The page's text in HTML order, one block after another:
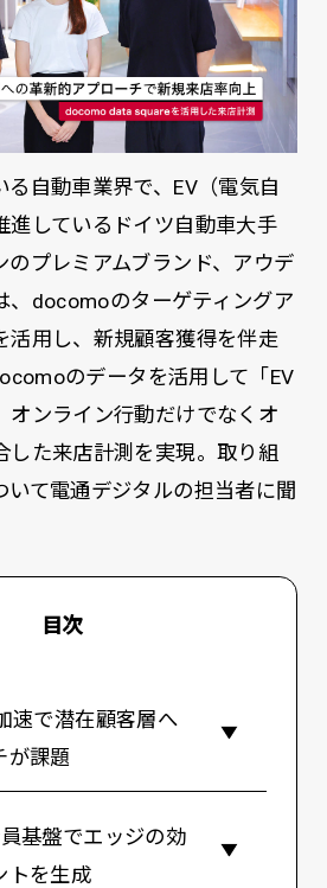
る自動車業界で、EV（電気自
進しているドイツ自動車大手
のプレミアムブランド、アウデ
、docomoのターゲティングア
活用し、新規顧客獲得を伴走
のデータを活用して「EV
オンライン行動だけでなくオ
した来店計測を実現。取り組
いて電通デジタルの担当者に聞
目次
速で潜在顧客層へ
が課題
基盤でエッジの効
トを生成